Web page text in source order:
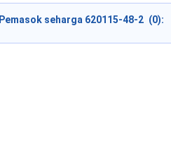
Pemasok seharga 620115-48-2 (0):